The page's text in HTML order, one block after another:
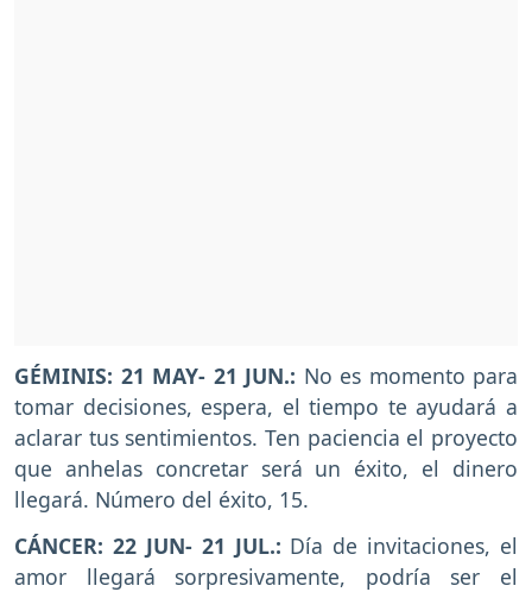
GÉMINIS: 21 MAY- 21 JUN.: No es momento para
tomar decisiones, espera, el tiempo te ayudará a
aclarar tus sentimientos. Ten paciencia el proyecto
que anhelas concretar será un éxito, el dinero
llegará. Número del éxito, 15.
CÁNCER: 22 JUN- 21 JUL.: Día de invitaciones, el
amor llegará sorpresivamente, podría ser el